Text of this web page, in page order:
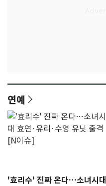
연예
'효리수' 진짜 온다…소녀시대